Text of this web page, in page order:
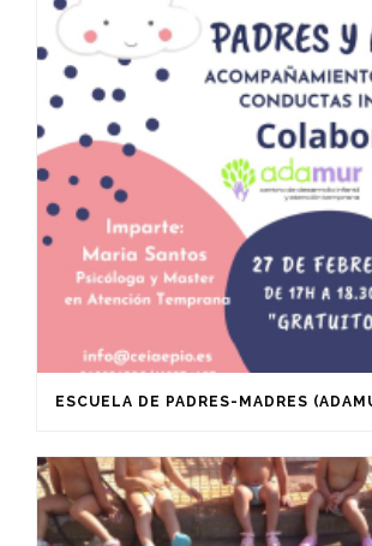
ESCUELA DE PADRES-MADRES